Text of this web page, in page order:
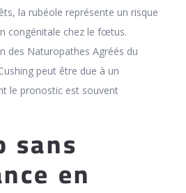
la rubéole représente un risque
congénitale chez le fœtus.
des Naturopathes Agréés du
peut être due à un
le pronostic est souvent
sans
en